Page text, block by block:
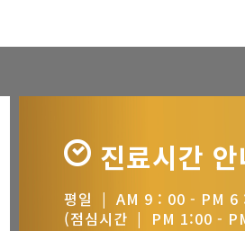
진료시간 안
평일 | AM 9 : 00 - PM 6
(점심시간 | PM 1:00 -